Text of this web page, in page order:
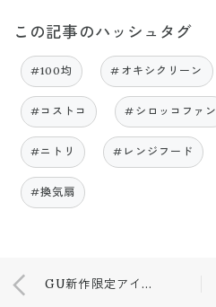
この記事のハッシュタグ
#100均 #オキシクリーン
#コストコ #シロッコファン
#ニトリ #レンジフード
#換気扇
GU新作限定アイテム購入品❤️